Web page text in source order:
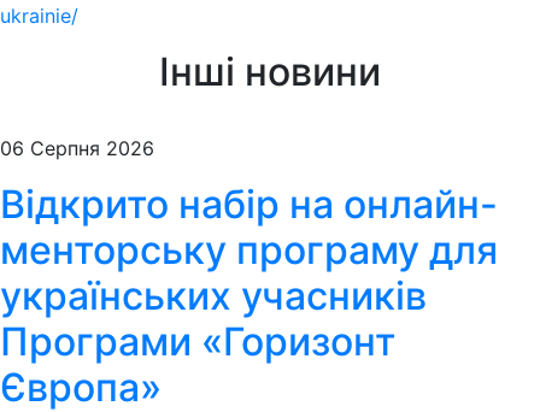
ukrainie/
Інші новини
06 Серпня 2026
Відкрито набір на онлайн-
менторську програму для
українських учасників
Програми «Горизонт
Європа»